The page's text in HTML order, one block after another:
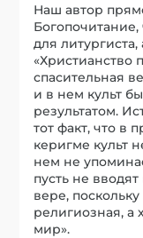
Наш автор
Богопочитание,
для
«Христианство
спасительная
и в нем культ
результатом.
тот факт, что в
керигме культ
нем не
пусть не
вере,
религиозная, а
мир».